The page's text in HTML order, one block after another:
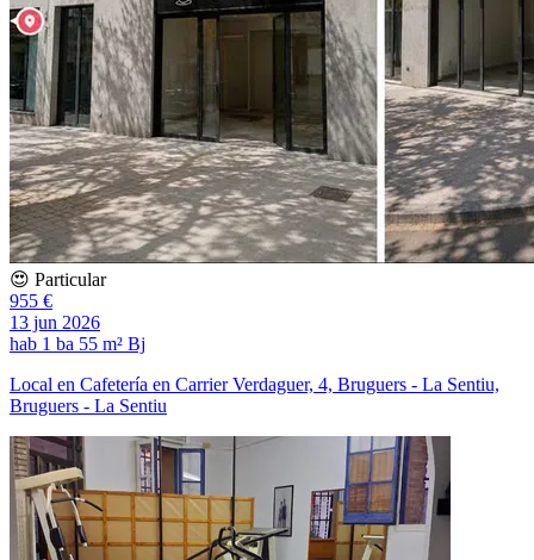
😍 Particular
955 €
13 jun 2026
hab 1 ba 55 m² Bj
Local en Cafetería en Carrier Verdaguer, 4, Bruguers - La Sentiu,
Bruguers - La Sentiu